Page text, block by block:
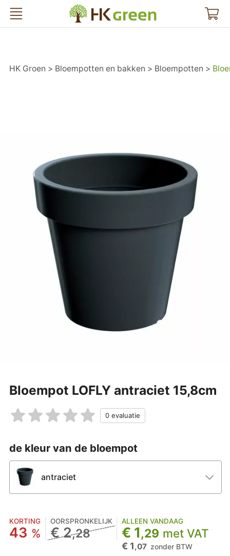
HK Groen
HK Groen Bloempotten en bakken Bloempotten
Bloempot LOFLY antraciet 15,8cm
de kleur van de bloempot
antraciet
KORTING
43 %
OORSPRONKELIJK
€ 2,28
ALLEEN VANDAAG
€ 1,29 met VAT
€ 1,07 zonder BTW